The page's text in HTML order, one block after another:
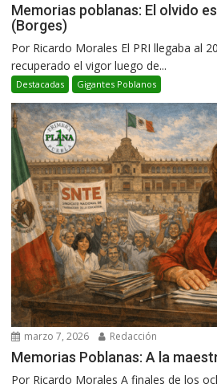
Memorias poblanas: El olvido
(Borges)
Por Ricardo Morales El PRI llegaba al
recuperado el vigor luego de...
Destacadas Gigantes Poblanos
marzo 7, 2026 Redacción
Memorias Poblanas: A la
Por Ricardo Morales A finales de los